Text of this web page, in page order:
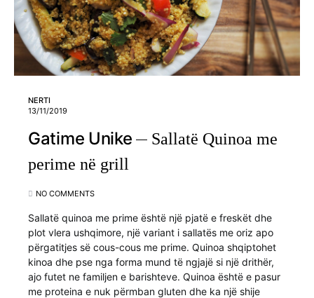
NERTI
13/11/2019
Gatime Unike
Sallatë Quinoa me
perime në grill
NO COMMENTS
Sallatë quinoa me prime është një pjatë e freskët dhe
plot vlera ushqimore, një variant i sallatës me oriz apo
përgatitjes së cous-cous me prime. Quinoa shqiptohet
kinoa dhe pse nga forma mund të ngjajë si një drithër,
ajo futet ne familjen e barishteve. Quinoa është e pasur
me proteina e nuk përmban gluten dhe ka një shije